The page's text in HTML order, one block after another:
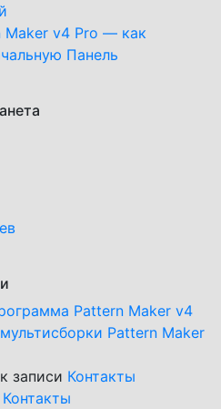
v4 Pro — как
Панель
Pattern Maker v4
Pattern Maker
к записи Контакты
Контакты